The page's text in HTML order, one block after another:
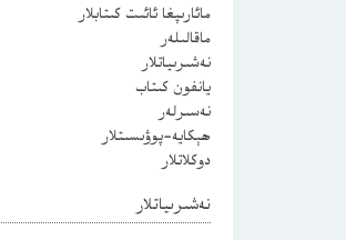
مائارىپغا ئائىت كىتابلار
ماقالىلەر
نەشىرىياتلار
يانفون كىتاب
نەسىرلەر
ھېكايە-پوۋىسىتلار
دوكلاتلار
نەشىرىياتلار